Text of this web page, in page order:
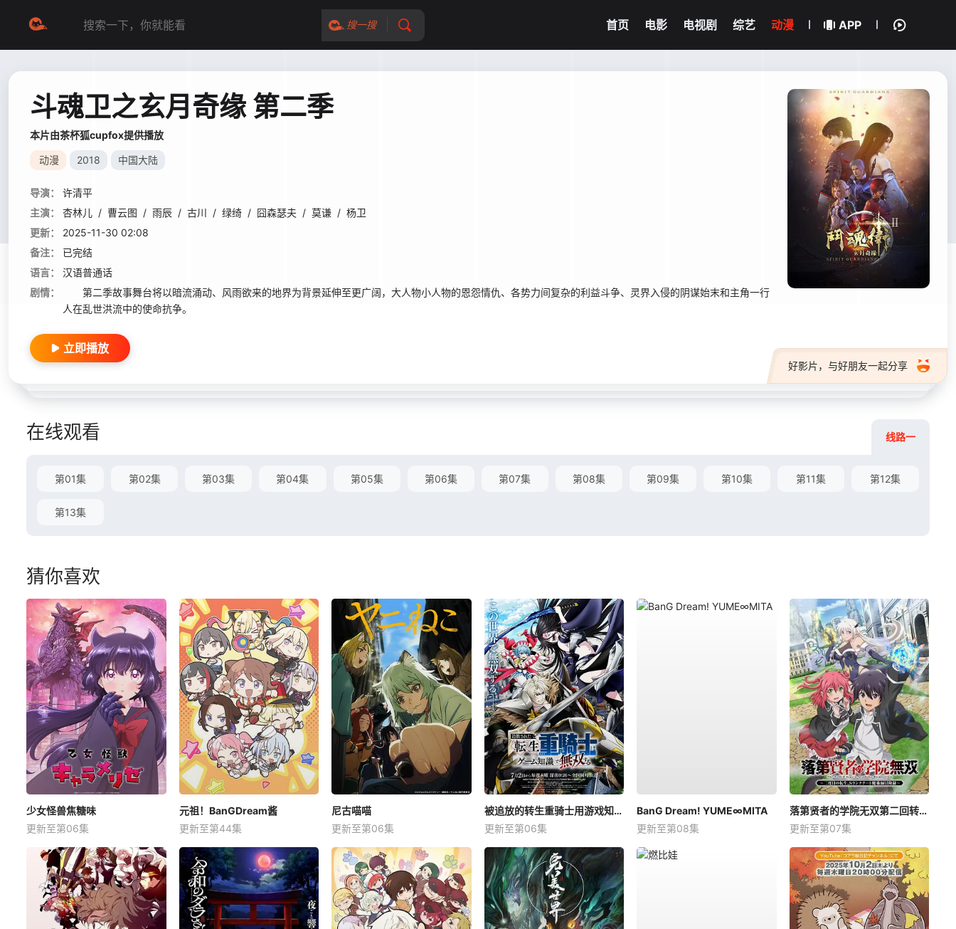
搜一搜 首页 电影 电视剧 综艺 动漫 APP
斗魂卫之玄月奇缘 第二季
本片由茶杯狐cupfox提供播放
动漫 2018 中国大陆
导演：
许清平
主演：
杏林儿 / 曹云图 / 雨辰 / 古川 / 绿绮 / 囧森瑟夫 / 莫谦 / 杨卫
更新：
2025-11-30 02:08
备注：
已完结
语言：
汉语普通话
剧情：
第二季故事舞台将以暗流涌动、风雨欲来的地界为背景延伸至更广阔，大人物小人物的恩怨情仇、各势力间复杂的利益斗争、灵界入侵的阴谋始末和主角一行
人在乱世洪流中的使命抗争。
好影片，与好朋友一起分享
立即播放
在线观看 线路一
第01集 第02集 第03集 第04集 第05集 第06集 第07集 第08集 第09集 第10集 第11集 第12集
第13集
猜你喜欢
少女怪兽焦糖味
更新至第06集
元祖！BanGDream酱
更新至第44集
尼古喵喵
更新至第06集
被追放的转生重骑士用游戏知识开无双
更新至第06集
BanG Dream! YUME∞MITA
更新至第08集
落第贤者的学院无双第二回转生，S等级作弊魔术师冒险记
更新至第07集